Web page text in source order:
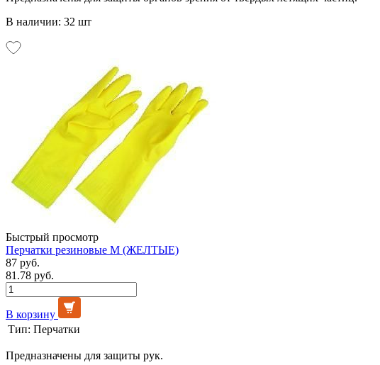
В наличии: 32 шт
Быстрый просмотр
Перчатки резиновые М (ЖЕЛТЫЕ)
87 руб.
81.78 руб.
В корзину
Тип: Перчатки
Предназначены для защиты рук.